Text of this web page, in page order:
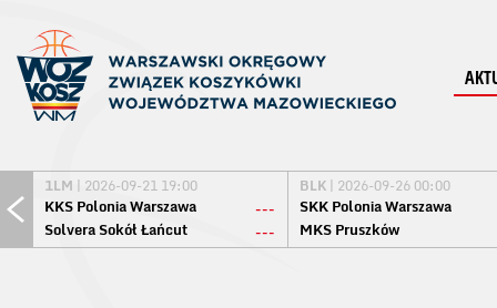
1LM | 2026-09-21 19:00
KKS Polonia Warszawa
---
Solvera Sokół Łańcut
---
BLK | 2026-09-26 00:00
SKK Polonia Warszawa
MKS Pruszków